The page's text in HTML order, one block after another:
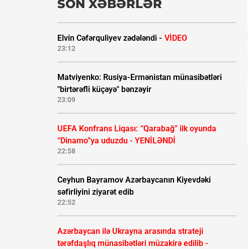
SON XƏBƏRLƏR
Elvin Cəfərquliyev zədələndi - VİDEO
23:12
Matviyenko: Rusiya-Ermənistan münasibətləri
"birtərəfli küçəyə" bənzəyir
23:09
UEFA Konfrans Liqası: “Qarabağ” ilk oyunda
“Dinamo”ya uduzdu - YENİLƏNDİ
22:58
Ceyhun Bayramov Azərbaycanın Kiyevdəki
səfirliyini ziyarət edib
22:52
Azərbaycan ilə Ukrayna arasında strateji
tərəfdaşlıq münasibətləri müzakirə edilib -